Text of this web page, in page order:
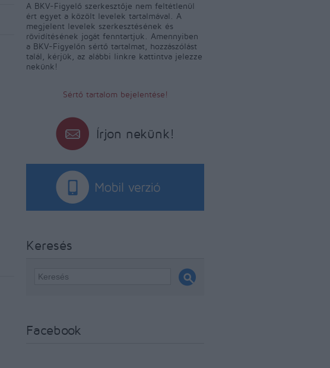
A BKV-Figyelő szerkesztője nem feltétlenül
ért egyet a közölt levelek tartalmával. A
megjelent levelek szerkesztésének és
rövidítésének jogát fenntartjuk. Amennyiben
a BKV-Figyelőn sértő tartalmat, hozzászólást
talál, kérjük, az alábbi linkre kattintva jelezze
nekünk!
Sértő tartalom bejelentése!
Írjon nekünk!
Keresés
Facebook